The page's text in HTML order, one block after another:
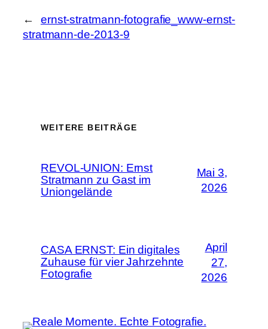
←
ernst-stratmann-fotografie_www-ernst-
stratmann-de-2013-9
WEITERE BEITRÄGE
REVOL-UNION: Ernst
Stratmann zu Gast im
Uniongelände
Mai 3,
2026
CASA ERNST: Ein digitales
Zuhause für vier Jahrzehnte
Fotografie
April
27,
2026